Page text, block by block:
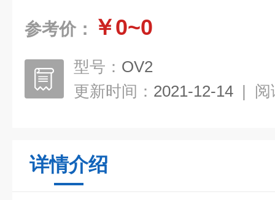
参考价： ￥0~0
型号： OV2
更新时间： 2021-12-14 | 阅
详情介绍